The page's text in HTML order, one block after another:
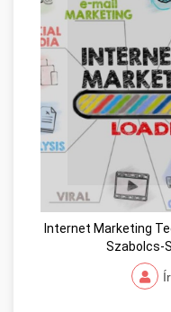
Internet Marketing
Szabolcs-